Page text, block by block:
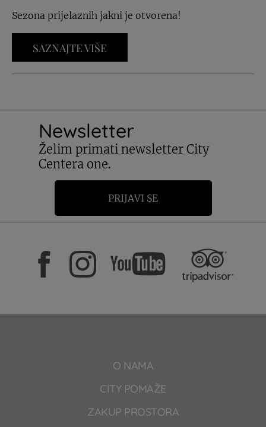
Sezona prijelaznih jakni je otvorena!
SAZNAJTE VIŠE
Newsletter
Želim primati newsletter City
Centera one.
PRIJAVI SE
O NAMA
CITY POMAŽE
ZAKUP PROSTORA